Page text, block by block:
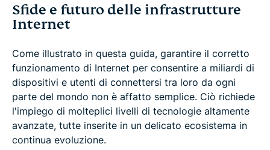
Sfide e futuro delle infrastrutture
Internet
Come illustrato in questa guida, garantire il corretto
funzionamento di Internet per consentire a miliardi di
dispositivi e utenti di connettersi tra loro da ogni
parte del mondo non è affatto semplice. Ciò richiede
l'impiego di molteplici livelli di tecnologie altamente
avanzate, tutte inserite in un delicato ecosistema in
continua evoluzione.